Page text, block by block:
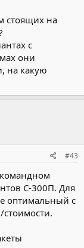
стоящих на
с
они
на какую
#43
С-300П. Для
оптимальный с